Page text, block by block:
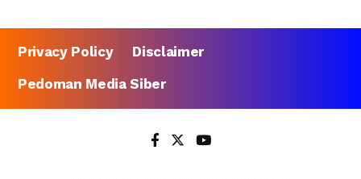
Privacy Policy
Disclaimer
Pedoman Media Siber